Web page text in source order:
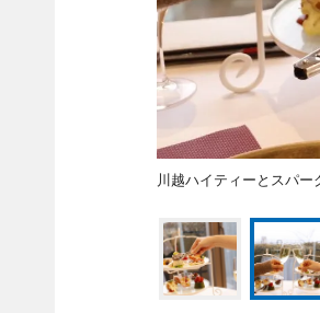
川越ハイティーとスパー